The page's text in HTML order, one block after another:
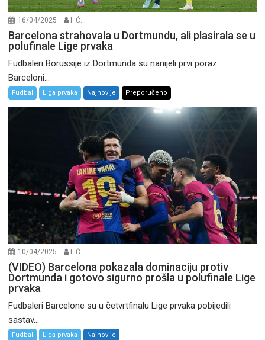
16/04/2025 I. Ć.
Barcelona strahovala u Dortmundu, ali plasirala se u
polufinale Lige prvaka
Fudbaleri Borussije iz Dortmunda su nanijeli prvi poraz
Barceloni...
Fudbal Liga prvaka Najnovije Preporučeno
10/04/2025 I. Ć.
(VIDEO) Barcelona pokazala dominaciju protiv
Dortmunda i gotovo sigurno prošla u polufinale Lige
prvaka
Fudbaleri Barcelone su u četvrtfinalu Lige prvaka pobijedili
sastav...
Fudbal Liga prvaka Najnovije